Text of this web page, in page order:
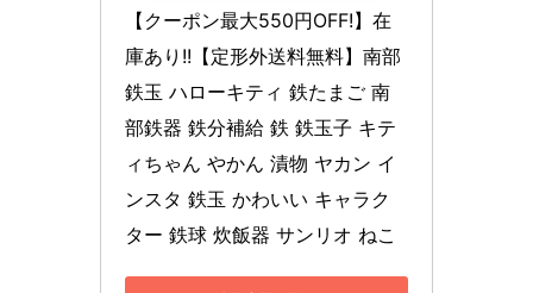
【クーポン最大550円OFF!】在
庫あり!!【定形外送料無料】南部
鉄玉 ハローキティ 鉄たまご 南
部鉄器 鉄分補給 鉄 鉄玉子 キテ
ィちゃん やかん 漬物 ヤカン イ
ンスタ 鉄玉 かわいい キャラク
ター 鉄球 炊飯器 サンリオ ねこ